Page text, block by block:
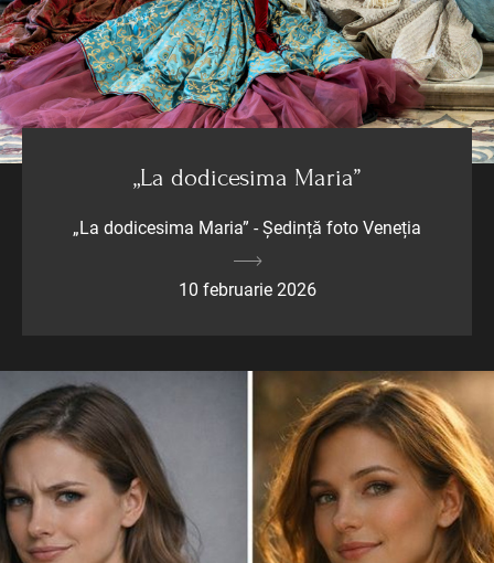
„La dodicesima Maria”
„La dodicesima Maria” - Ședință foto Veneția
10 februarie 2026